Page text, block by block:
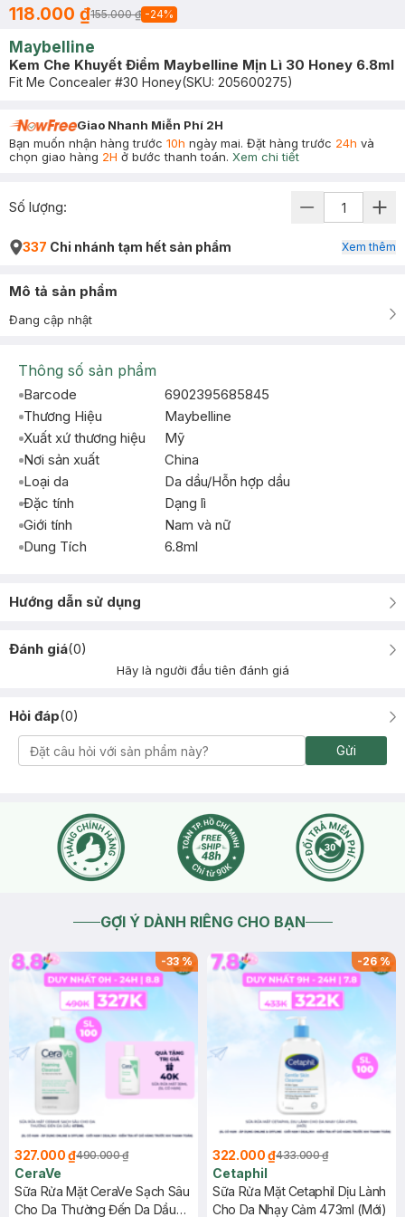
118.000 ₫155.000 ₫ -24%
Maybelline
Kem Che Khuyết Điểm Maybelline Mịn Lì 30 Honey 6.8ml
Fit Me Concealer #30 Honey(SKU: 205600275)
Giao Nhanh Miễn Phí 2H
Bạn muốn nhận hàng trước 10h ngày mai. Đặt hàng trước 24h và
chọn giao hàng 2H ở bước thanh toán. Xem chi tiết
Số lượng:
337 Chi nhánh tạm hết sản phẩm Xem thêm
Mô tả sản phẩm
Đang cập nhật
Thông số sản phẩm
Barcode
6902395685845
Thương Hiệu
Maybelline
Xuất xứ thương hiệu
Mỹ
Nơi sản xuất
China
Loại da
Da dầu/Hỗn hợp dầu
Đặc tính
Dạng lì
Giới tính
Nam và nữ
Dung Tích
6.8ml
Hướng dẫn sử dụng
Đánh giá(0)
Hãy là người đầu tiên đánh giá
Hỏi đáp(0)
Gửi
GỢI Ý DÀNH RIÊNG CHO BẠN
-33%
327.000 ₫490.000 ₫
CeraVe
Sữa Rửa Mặt CeraVe Sạch Sâu
Cho Da Thường Đến Da Dầu
-26%
322.000 ₫433.000 ₫
Cetaphil
Sữa Rửa Mặt Cetaphil Dịu Lành
Cho Da Nhạy Cảm 473ml (Mới)